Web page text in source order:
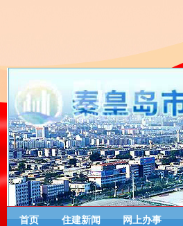
首页 住建新闻 网上办事